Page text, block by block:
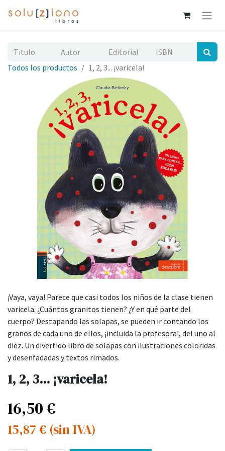
Todos los productos 1, 2, 3... ¡varicela!
¡Vaya, vaya! Parece que casi todos los niños de la clase tienen
varicela. ¿Cuántos granitos tienen? ¿Y en qué parte del
cuerpo? Destapando las solapas, se pueden ir contando los
granos de cada uno de ellos, ¡incluida la profesora!, del uno al
diez. Un divertido libro de solapas con ilustraciones coloridas
y desenfadadas y textos rimados.
1, 2, 3... ¡varicela!
16,50€
15,87 € (sin IVA)